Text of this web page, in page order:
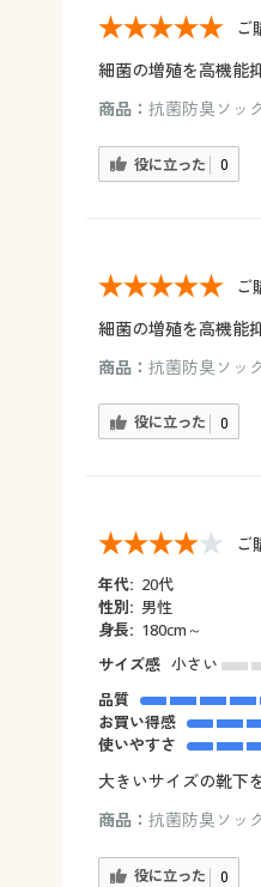
ご
細菌の増殖を高機能
商品： 抗菌防臭ソッ
役に立った 0
ご
細菌の増殖を高機能
商品： 抗菌防臭ソッ
役に立った 0
ご
年代: 20代
性別: 男性
身長: 180cm～
サイズ感 小さい
品質
お買い得感
使いやすさ
大きいサイズの靴下
商品： 抗菌防臭ソッ
役に立った 0